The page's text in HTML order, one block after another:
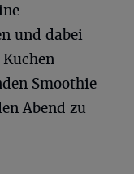
und dabei
Smoothie
Abend zu